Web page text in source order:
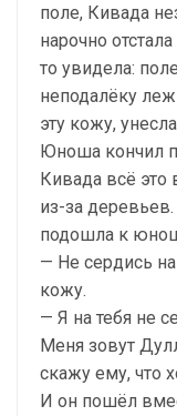
поле, Кивада
нарочно
то увидела:
неподалёку
эту кожу,
Юноша кончил
Кивада всё это
из-за
подошла к
— Не сердись
кожу.
— Я на тебя не
Меня зовут
скажу ему, что
И он пошёл